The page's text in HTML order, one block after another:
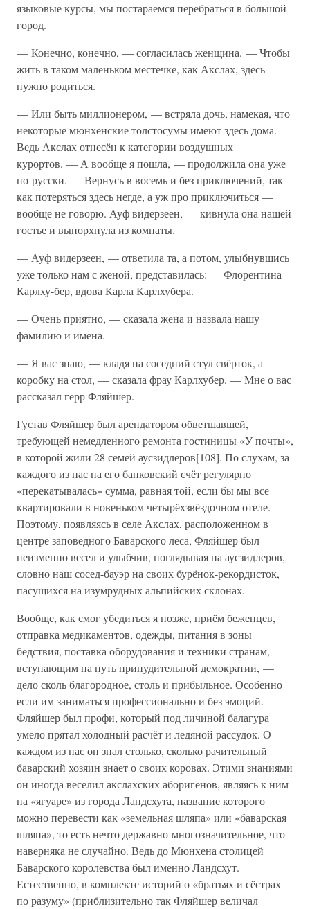
языковые курсы, мы постараемся перебраться в большой
город.
— Конечно, конечно, — согласилась женщина. — Чтобы
жить в таком маленьком местечке, как Акслах, здесь
нужно родиться.
— Или быть миллионером, — встряла дочь, намекая, что
некоторые мюнхенские толстосумы имеют здесь дома.
Ведь Акслах отнесён к категории воздушных
курортов. — А вообще я пошла, — продолжила она уже
по-русски. — Вернусь в восемь и без приключений, так
как потеряться здесь негде, а уж про приключиться —
вообще не говорю. Ауф видерзеен, — кивнула она нашей
гостье и выпорхнула из комнаты.
— Ауф видерзеен, — ответила та, а потом, улыбнувшись
уже только нам с женой, представилась: — Флорентина
Карлху-бер, вдова Карла Карлхубера.
— Очень приятно, — сказала жена и назвала нашу
фамилию и имена.
— Я вас знаю, — кладя на соседний стул свёрток, а
коробку на стол, — сказала фрау Карлхубер. — Мне о вас
рассказал герр Фляйшер.
Густав Фляйшер был арендатором обветшавшей,
требующей немедленного ремонта гостиницы «У почты»,
в которой жили 28 семей аусзидлеров[108]. По слухам, за
каждого из нас на его банковский счёт регулярно
«перекатывалась» сумма, равная той, если бы мы все
квартировали в новеньком четырёхзвёздочном отеле.
Поэтому, появляясь в селе Акслах, расположенном в
центре заповедного Баварского леса, Фляйшер был
неизменно весел и улыбчив, поглядывая на аусзидлеров,
словно наш сосед-бауэр на своих бурёнок-рекордисток,
пасущихся на изумрудных альпийских склонах.
Вообще, как смог убедиться я позже, приём беженцев,
отправка медикаментов, одежды, питания в зоны
бедствия, поставка оборудования и техники странам,
вступающим на путь принудительной демократии, —
дело сколь благородное, столь и прибыльное. Особенно
если им заниматься профессионально и без эмоций.
Фляйшер был профи, который под личиной балагура
умело прятал холодный расчёт и ледяной рассудок. О
каждом из нас он знал столько, сколько рачительный
баварский хозяин знает о своих коровах. Этими знаниями
он иногда веселил акслахских аборигенов, являясь к ним
на «ягуаре» из города Ландсхута, название которого
можно перевести как «земельная шляпа» или «баварская
шляпа», то есть нечто державно-многозначительное, что
наверняка не случайно. Ведь до Мюнхена столицей
Баварского королевства был именно Ландсхут.
Естественно, в комплекте историй о «братьях и сёстрах
по разуму» (приблизительно так Фляйшер величал